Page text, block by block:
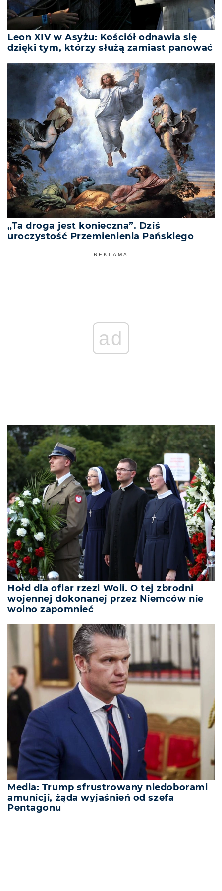
Leon XIV w Asyżu: Kościół odnawia się
dzięki tym, którzy służą zamiast panować
„Ta droga jest konieczna”. Dziś
uroczystość Przemienienia Pańskiego
REKLAMA
ad
Hołd dla ofiar rzezi Woli. O tej zbrodni
wojennej dokonanej przez Niemców nie
wolno zapomnieć
Media: Trump sfrustrowany niedoborami
amunicji, żąda wyjaśnień od szefa
Pentagonu